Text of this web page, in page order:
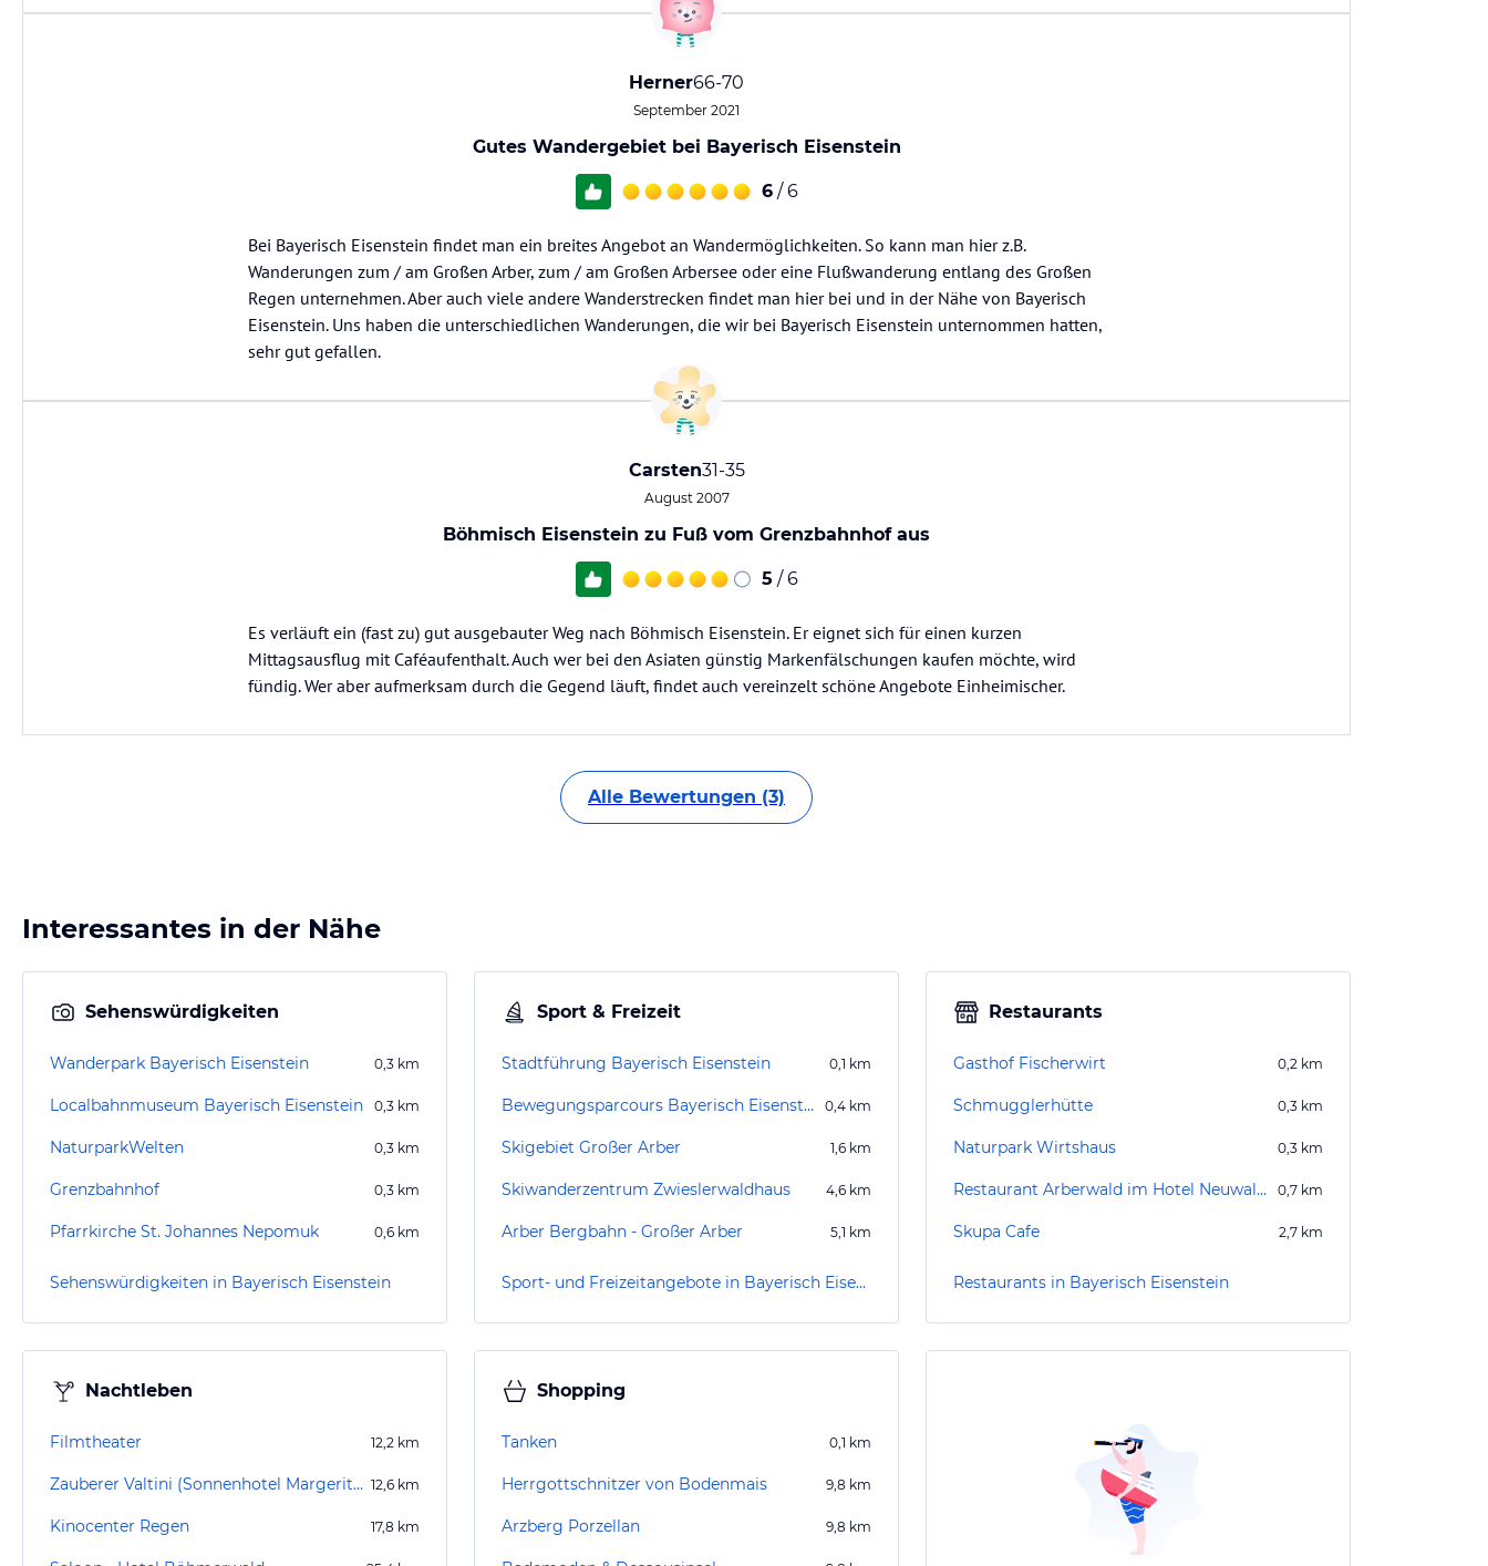
Herner66-70
September 2021
Gutes Wandergebiet bei Bayerisch Eisenstein
6 / 6
Bei Bayerisch Eisenstein findet man ein breites Angebot an Wandermöglichkeiten. So kann man hier z.B.
Wanderungen zum / am Großen Arber, zum / am Großen Arbersee oder eine Flußwanderung entlang des Großen
Regen unternehmen. Aber auch viele andere Wanderstrecken findet man hier bei und in der Nähe von Bayerisch
Eisenstein. Uns haben die unterschiedlichen Wanderungen, die wir bei Bayerisch Eisenstein unternommen hatten,
sehr gut gefallen.
Carsten31-35
August 2007
Böhmisch Eisenstein zu Fuß vom Grenzbahnhof aus
5 / 6
Es verläuft ein (fast zu) gut ausgebauter Weg nach Böhmisch Eisenstein. Er eignet sich für einen kurzen
Mittagsausflug mit Caféaufenthalt. Auch wer bei den Asiaten günstig Markenfälschungen kaufen möchte, wird
fündig. Wer aber aufmerksam durch die Gegend läuft, findet auch vereinzelt schöne Angebote Einheimischer.
Alle Bewertungen (3)
Interessantes in der Nähe
Sehenswürdigkeiten
Wanderpark Bayerisch Eisenstein 0,3 km
Localbahnmuseum Bayerisch Eisenstein 0,3 km
NaturparkWelten 0,3 km
Grenzbahnhof 0,3 km
Pfarrkirche St. Johannes Nepomuk 0,6 km
Sehenswürdigkeiten in Bayerisch Eisenstein
Sport & Freizeit
Stadtführung Bayerisch Eisenstein 0,1 km
Bewegungsparcours Bayerisch Eisenstein 0,4 km
Skigebiet Großer Arber 1,6 km
Skiwanderzentrum Zwieslerwaldhaus 4,6 km
Arber Bergbahn - Großer Arber 5,1 km
Sport- und Freizeitangebote in Bayerisch Eisenstein
Restaurants
Gasthof Fischerwirt 0,2 km
Schmugglerhütte 0,3 km
Naturpark Wirtshaus 0,3 km
Restaurant Arberwald im Hotel Neuwaldhaus 0,7 km
Skupa Cafe 2,7 km
Restaurants in Bayerisch Eisenstein
Nachtleben
Filmtheater 12,2 km
Zauberer Valtini (Sonnenhotel Margeritenhof) 12,6 km
Kinocenter Regen 17,8 km
Shopping
Tanken 0,1 km
Herrgottschnitzer von Bodenmais 9,8 km
Arzberg Porzellan 9,8 km